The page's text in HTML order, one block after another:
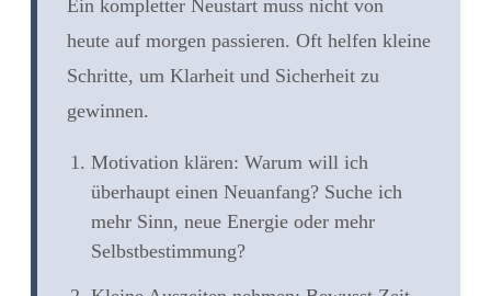
Ein kompletter Neustart muss nicht von
heute auf morgen passieren. Oft helfen kleine
Schritte, um Klarheit und Sicherheit zu
gewinnen.
Motivation klären: Warum will ich
überhaupt einen Neuanfang? Suche ich
mehr Sinn, neue Energie oder mehr
Selbstbestimmung?